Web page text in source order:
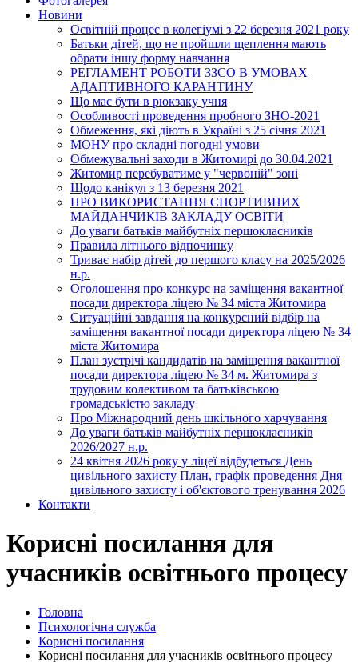
Новини
Освітній процес в колегіумі з 22 березня 2021 року
Батьки дітей, що не пройшли щеплення мають
обрати іншу форму навчання
РЕГЛАМЕНТ РОБОТИ ЗЗСО В УМОВАХ
АДАПТИВНОГО КАРАНТИНУ
Що має бути в рюкзаку учня
Особливості проведення пробного ЗНО-2021
Обмеження, які діють в Україні з 25 січня 2021
МОНУ про складні погодні умови
Обмежувальні заходи в Житомирі до 30.04.2021
Житомир перебуватиме у "червоній" зоні
Щодо канікул з 13 березня 2021
ПРО ВИКОРИСТАННЯ СПОРТИВНИХ
МАЙДАНЧИКІВ ЗАКЛАДУ ОСВІТИ
До уваги батьків майбутніх першокласників
Правила літнього відпочинку
Триває набір дітей до першого класу на 2025/2026
н.р.
Оголошення про конкурс на заміщення вакантної
посади директора ліцею № 34 міста Житомира
Ситуаційні завдання на конкурсний відбір на
заміщення вакантної посади директора ліцею № 34
міста Житомира
План зустрічі кандидатів на заміщення вакантної
посади директора ліцею № 34 м. Житомира з
трудовим колективом та батьківською
громадськістю закладу
Про Міжнародний день шкільного харчування
До уваги батьків майбутніх першокласників
2026/2027 н.р.
24 квітня 2026 року у ліцеї відбудеться День
цивільного захисту План, графік проведення Дня
цивільного захисту і об'єктового тренування 2026
Контакти
Корисні посилання для
учасників освітнього процесу
Головна
Психологічна служба
Корисні посилання
Корисні посилання для учасників освітнього процесу